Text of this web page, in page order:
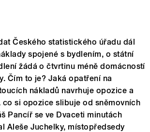
Českého statistického úřadu dál
spojené s bydlením, o státní
žádá o čtvrtinu méně domácností
Čím to je? Jaká opatření na
nákladů navrhuje opozice a
co si opozice slibuje od sněmovních
Pancíř se ve Dvaceti minutách
Aleše Juchelky, místopředsedy